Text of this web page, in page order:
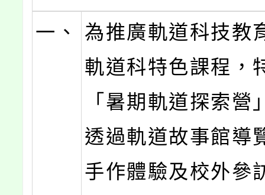
一、
為推廣軌道科技教
軌道科特色課程，
「暑期軌道探索營
透過軌道故事館導
手作體驗及校外參